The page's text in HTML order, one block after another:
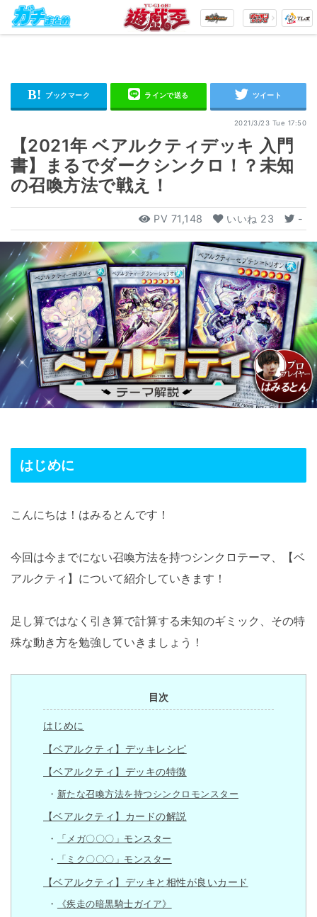
2021/3/23 Tue 17:50
【2021年 ベアルクティデッキ 入門
書】まるでダークシンクロ！？未知
の召喚方法で戦え！
PV 71,148 いいね 23 -
はじめに
こんにちは！はみるとんです！
今回は今までにない召喚方法を持つシンクロテーマ、【ベ
アルクティ】について紹介していきます！
足し算ではなく引き算で計算する未知のギミック、その特
殊な動き方を勉強していきましょう！
目次
はじめに
【ベアルクティ】デッキレシピ
【ベアルクティ】デッキの特徴
新たな召喚方法を持つシンクロモンスター
【ベアルクティ】カードの解説
「メガ〇〇〇」モンスター
「ミク〇〇〇」モンスター
【ベアルクティ】デッキと相性が良いカード
《疾走の暗黒騎士ガイア》